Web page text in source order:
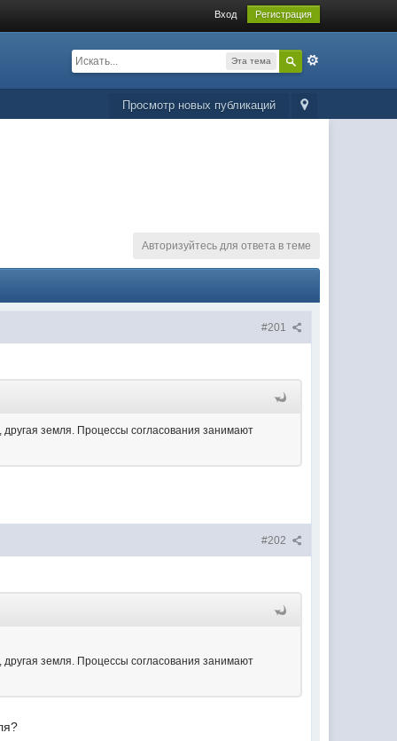
Вход Регистрация
Эта тема
Просмотр новых публикаций
Авторизуйтесь для ответа в теме
#201
земля. Процессы согласования занимают
#202
земля. Процессы согласования занимают